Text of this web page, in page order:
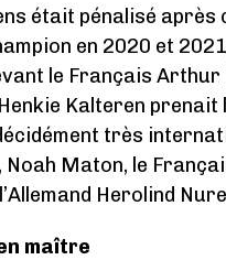
était pénalisé
en 2020 et
le Français
Kalteren prenait
très
Maton, le
Herolind
maître